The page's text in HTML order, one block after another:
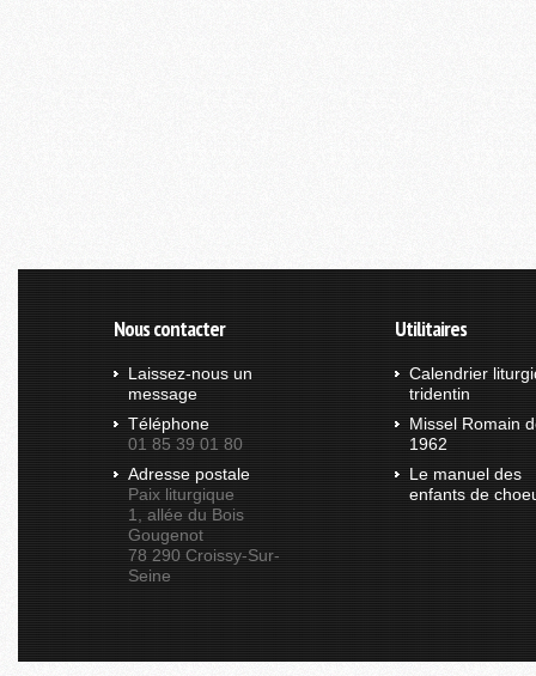
Nous contacter
Laissez-nous un
message
Téléphone
01 85 39 01 80
Adresse postale
Paix liturgique
1, allée du Bois
Gougenot
78 290 Croissy-Sur-
Seine
Utilitaires
Calendrier
tridentin
Missel Romain
1962
Le manuel des
enfants de